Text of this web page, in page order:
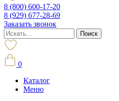
8 (800) 600-17-20
8 (929) 677-28-69
Заказать звонок
0
Каталог
Меню